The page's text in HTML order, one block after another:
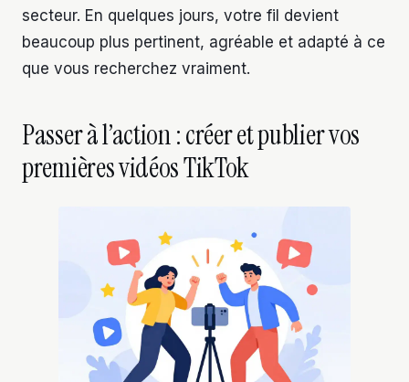
secteur. En quelques jours, votre fil devient
beaucoup plus pertinent, agréable et adapté à ce
que vous recherchez vraiment.
Passer à l’action : créer et publier vos
premières vidéos TikTok